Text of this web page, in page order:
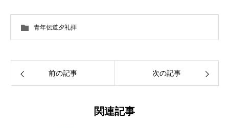
青年伝道夕礼拝
前の記事 次の記事
関連記事